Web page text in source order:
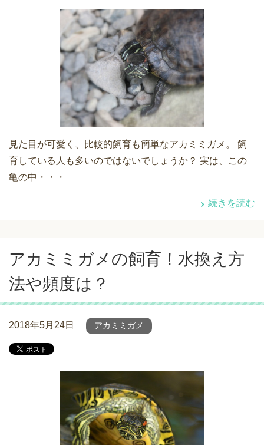
見た目が可愛く、比較的飼育も簡単なアカミミガメ。 飼
育している人も多いのではないでしょうか？ 実は、この
亀の中・・・
続きを読む
アカミミガメの飼育！水換え方
法や頻度は？
2018年5月24日 アカミミガメ